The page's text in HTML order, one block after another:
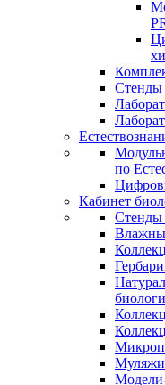
по
Кабинет
Стенды
Муляжи